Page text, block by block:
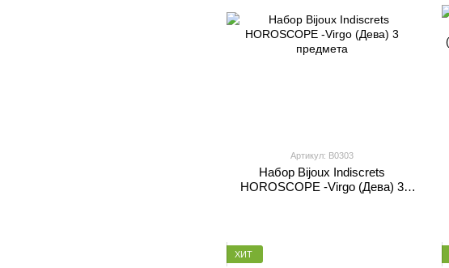
Артикул: B0303
Набор Bijoux Indiscrets
HOROSCOPE -Virgo (Дева) 3
ХИТ